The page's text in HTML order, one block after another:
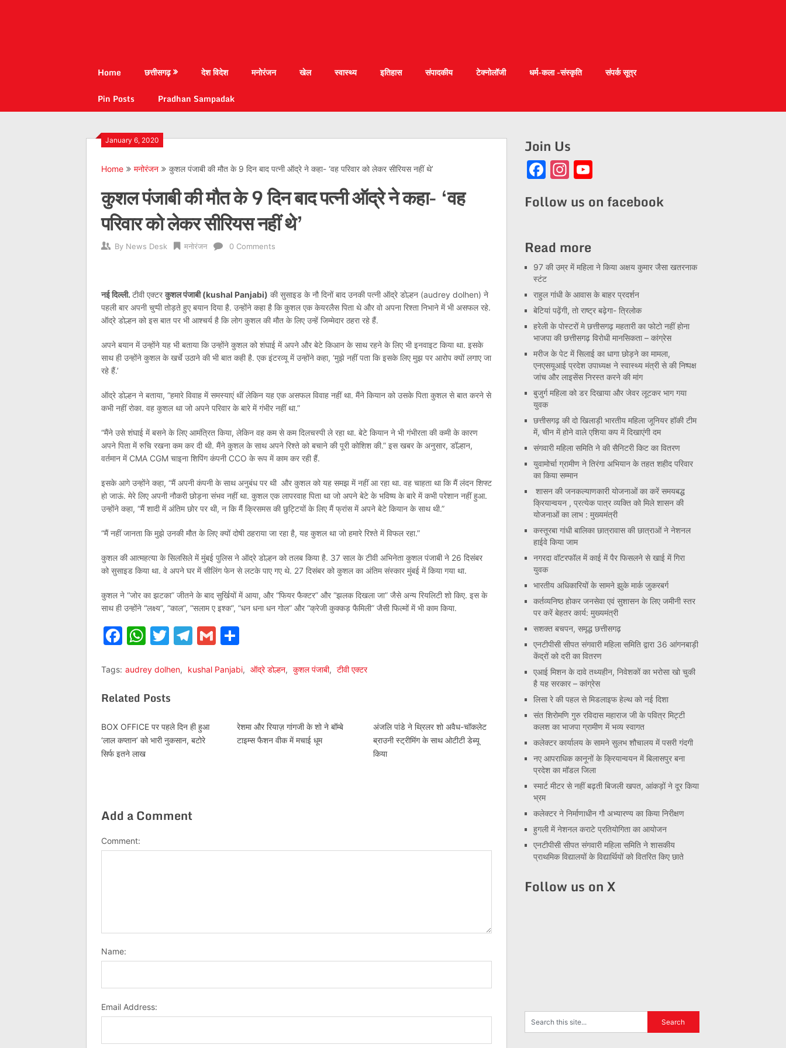
Home छत्तीसगढ़ देश विदेश मनोरंजन खेल स्वास्थ्य इतिहास संपादकीय टेक्नोलॉजी धर्म-कला -संस्कृति
संपर्क सूत्र
Pin Posts
Pradhan Sampadak
January 6, 2020
Home मनोरंजन कुशल पंजाबी की मौत के 9 दिन बाद पत्नी ऑद्रे ने कहा- ‘वह परिवार को लेकर सीरियस नहीं थे’
कुशल पंजाबी की मौत के 9 दिन बाद पत्नी ऑद्रे ने कहा- ‘वह
परिवार को लेकर सीरियस नहीं थे’
By News Desk मनोरंजन 0 Comments
नई दिल्ली. टीवी एक्टरकुशल पंजाबी (kushal Panjabi) की सुसाइड के नौ दिनों बाद उनकी पत्नी ऑद्रे डोल्हन (audrey dolhen) ने
पहली बार अपनी चुप्पी तोड़ते हुए बयान दिया है. उन्होंने कहा है कि कुशल एक केयरलैस पिता थे और वो अपना रिश्ता निभाने में भी असफल रहे.
ऑद्रे डोल्हन को इस बात पर भी आश्चर्य है कि लोग कुशल की मौत के लिए उन्हें जिम्मेदार ठहरा रहे हैं.
अपने बयान में उन्होंने यह भी बताया कि उन्होंने कुशल को शंघाई में अपने और बेटे किआन के साथ रहने के लिए भी इनवाइट किया था. इसके
साथ ही उन्होंने कुशल के खर्चे उठाने की भी बात कही है. एक इंटरव्यू में उन्होंने कहा, ‘मुझे नहीं पता कि इसके लिए मुझ पर आरोप क्यों लगाए जा
रहे हैं.’
ऑद्रे डोल्हन ने बताया, “हमारे विवाह में समस्याएं थीं लेकिन यह एक असफल विवाह नहीं था. मैंने कियान को उसके पिता कुशल से बात करने से
कभी नहीं रोका. वह कुशल था जो अपने परिवार के बारे में गंभीर नहीं था.”
“मैंने उसे शंघाई में बसने के लिए आमंत्रित किया, लेकिन वह कम से कम दिलचस्पी ले रहा था. बेटे कियान ने भी गंभीरता की कमी के कारण
अपने पिता में रुचि रखना कम कर दी थी. मैंने कुशल के साथ अपने रिश्ते को बचाने की पूरी कोशिश की.” इस खबर के अनुसार, डॉल्हान,
वर्तमान में CMA CGM चाइना शिपिंग कंपनी CCO के रूप में काम कर रही हैं.
इसके आगे उन्होंने कहा, “मैं अपनी कंपनी के साथ अनुबंध पर थी और कुशल को यह समझ में नहीं आ रहा था. वह चाहता था कि मैं लंदन शिफ्ट
हो जाऊं. मेरे लिए अपनी नौकरी छोड़ना संभव नहीं था. कुशल एक लापरवाह पिता था जो अपने बेटे के भविष्य के बारे में कभी परेशान नहीं हुआ.
उन्होंने कहा, “मैं शादी में अंतिम छोर पर थी, न कि मैं क्रिसमस की छुट्टियों के लिए मैं फ्रांस में अपने बेटे कियान के साथ थी.”
“मैं नहीं जानता कि मुझे उनकी मौत के लिए क्यों दोषी ठहराया जा रहा है, यह कुशल था जो हमारे रिश्ते में विफल रहा.”
कुशल की आत्महत्या के सिलसिले में मुंबई पुलिस ने ऑद्रे डोल्हन को तलब किया है. 37 साल के टीवी अभिनेता कुशल पंजाबी ने 26 दिसंबर
को सुसाइड किया था. वे अपने घर में सीलिंग फेन से लटके पाए गए थे. 27 दिसंबर को कुशल का अंतिम संस्कार मुंबई में किया गया था.
कुशल ने “जोर का झटका” जीतने के बाद सुर्खियों में आया, और “फियर फैक्टर” और “झलक दिखला जा” जैसे अन्य रियलिटी शो किए. इस के
साथ ही उन्होंने “लक्ष्य”, “काल”, “सलाम ए इश्क”, “धन धना धन गोल” और “क्रेजी कुक्कड़ फैमिली” जैसी फिल्मों में भी काम किया.
Facebook
WhatsApp
Twitter
Telegram
Gmail
Tags: audrey dolhen, kushal Panjabi, ऑद्रे डोल्हन, कुशल पंजाबी, टीवी एक्टर
Related Posts
BOX OFFICE पर पहले दिन ही हुआ
‘लाल कप्तान’ को भारी नुकसान, बटोरे
सिर्फ इतने लाख
रेशमा और रियाज़ गांगजी के शो ने बॉम्बे
टाइम्स फैशन वीक में मचाई धूम
अंजलि पांडे ने थ्रिलर शो अवैध-चॉकलेट
ब्राउनी स्ट्रीमिंग के साथ ओटीटी डेब्यू
किया
Add a Comment
Comment:
Name:
Email Address:
Join Us
Facebook
Instagram
Follow us on facebook
Read more
97 की उम्र में महिला ने किया अक्षय कुमार जैसा खतरनाक
स्टंट
राहुल गांधी के आवास के बाहर प्रदर्शन
बेटियां पढ़ेंगी, तो राष्ट्र बढ़ेगा- त्रिलोक
हरेली के पोस्टरों मे छत्तीसगढ़ महतारी का फोटो नहीं होना
भाजपा की छत्तीसगढ़ विरोधी मानसिकता – कांग्रेस
मरीज के पेट में सिलाई का धागा छोड़ने का मामला,
एनएसयूआई प्रदेश उपाध्यक्ष ने स्वास्थ्य मंत्री से की निष्पक्ष
जांच और लाइसेंस निरस्त करने की मांग
बुजुर्ग महिला को डर दिखाया और जेवर लूटकर भाग गया
युवक
छत्तीसगढ़ की दो खिलाड़ी भारतीय महिला जूनियर हॉकी टीम
में, चीन में होने वाले एशिया कप में दिखाएंगी दम
संगवारी महिला समिति ने की सैनिटरी किट का वितरण
युवामोर्चा ग्रामीण ने तिरंगा अभियान के तहत शहीद परिवार
का किया सम्मान
शासन की जनकल्याणकारी योजनाओं का करें समयबद्ध
क्रियान्वयन , प्रत्येक पात्र व्यक्ति को मिले शासन की
योजनाओं का लाभ : मुख्यमंत्री
कस्तूरबा गांधी बालिका छात्रावास की छात्राओं ने नेशनल
हाईवे किया जाम
नगरदा वॉटरफॉल में काई में पैर फिसलने से खाई में गिरा
युवक
भारतीय अधिकारियों के सामने झुके मार्क जुकरबर्ग
कर्तव्यनिष्ठ होकर जनसेवा एवं सुशासन के लिए जमीनी स्तर
पर करें बेहतर कार्य: मुख्यमंत्री
सशक्त बचपन, समृद्ध छत्तीसगढ़
एनटीपीसी सीपत संगवारी महिला समिति द्वारा 36 आंगनबाड़ी
केंद्रों को दरी का वितरण
एआई मिशन के दावे तथ्यहीन, निवेशकों का भरोसा खो चुकी
है यह सरकार – कांग्रेस
लिसा रे की पहल से मिडलाइफ हेल्थ को नई दिशा
संत शिरोमणि गुरु रविदास महाराज जी के पवित्र मिट्टी
कलश का भाजपा ग्रामीण में भव्य स्वागत
कलेक्टर कार्यालय के सामने सुलभ शौचालय में पसरी गंदगी
नए आपराधिक कानूनों के क्रियान्वयन में बिलासपुर बना
प्रदेश का मॉडल जिला
स्मार्ट मीटर से नहीं बढ़ती बिजली खपत, आंकड़ों ने दूर किया
भ्रम
कलेक्टर ने निर्माणाधीन गौ अभ्यारण्य का किया निरीक्षण
हुगली में नेशनल कराटे प्रतियोगिता का आयोजन
एनटीपीसी सीपत संगवारी महिला समिति ने शासकीय
प्राथमिक विद्यालयों के विद्यार्थियों को वितरित किए छाते
Follow us on X